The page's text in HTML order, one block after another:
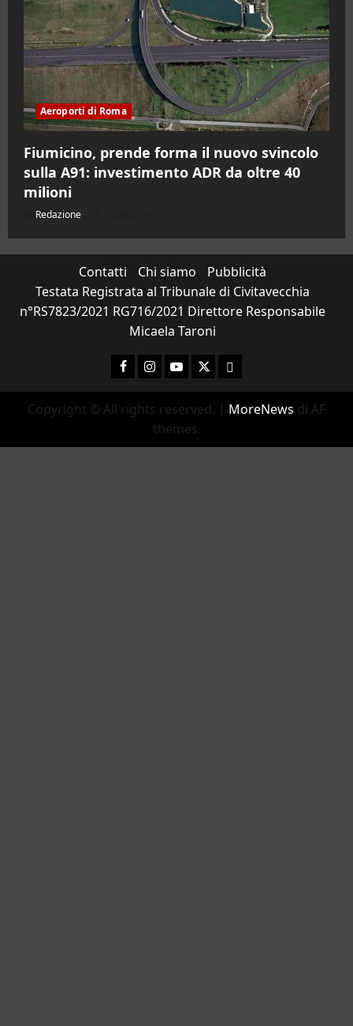
Aeroporti di Roma
Fiumicino, prende forma il nuovo svincolo
sulla A91: investimento ADR da oltre 40
milioni
Redazione
Contatti Chi siamo
Pubblicità
Testata Registrata al Tribunale di Civitavecchia
n°RS7823/2021 RG716/2021 Direttore Responsabile
Micaela Taroni
Facebook
Instagram
YouTubeTwitterEmail
Copyright © All rights reserved. | MoreNews di AF
themes.